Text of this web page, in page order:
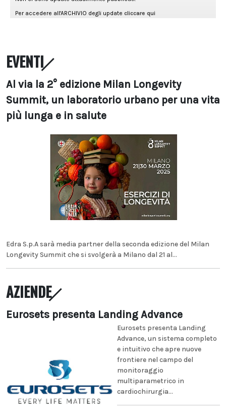
EVENTI
Al via la 2° edizione Milan Longevity
Summit, un laboratorio urbano per una vita
più lunga e in salute
Edra S.p.A sarà media partner della seconda edizione del Milan
Longevity Summit che si svolgerà a Milano dal 21 al...
AZIENDE
Eurosets presenta Landing Advance
Eurosets presenta Landing
Advance, un sistema completo
e intuitivo che apre nuove
frontiere nel campo del
monitoraggio
multiparametrico in
cardiochirurgia...